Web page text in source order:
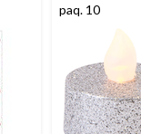
paq. 10